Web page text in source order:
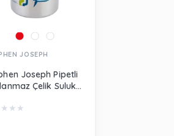
JOSEPH
Joseph Pipetli
Çelik Suluk
★ ★ ★